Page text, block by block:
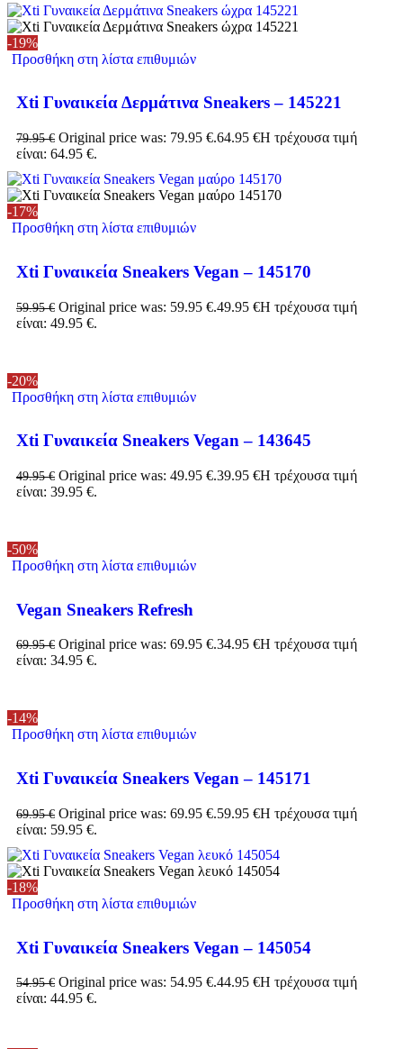
-19%
Προσθήκη στη λίστα επιθυμιών
Xti Γυναικεία Δερμάτινα Sneakers – 145221
79.95€ Original price was: 79.95 €.64.95 €Η τρέχουσα τιμή
είναι: 64.95 €.
-17%
Προσθήκη στη λίστα επιθυμιών
Xti Γυναικεία Sneakers Vegan – 145170
59.95€ Original price was: 59.95 €.49.95 €Η τρέχουσα τιμή
είναι: 49.95 €.
-20%
Προσθήκη στη λίστα επιθυμιών
Xti Γυναικεία Sneakers Vegan – 143645
49.95€ Original price was: 49.95 €.39.95 €Η τρέχουσα τιμή
είναι: 39.95 €.
-50%
Προσθήκη στη λίστα επιθυμιών
Vegan Sneakers Refresh
69.95€ Original price was: 69.95 €.34.95 €Η τρέχουσα τιμή
είναι: 34.95 €.
-14%
Προσθήκη στη λίστα επιθυμιών
Xti Γυναικεία Sneakers Vegan – 145171
69.95€ Original price was: 69.95 €.59.95 €Η τρέχουσα τιμή
είναι: 59.95 €.
-18%
Προσθήκη στη λίστα επιθυμιών
Xti Γυναικεία Sneakers Vegan – 145054
54.95€ Original price was: 54.95 €.44.95 €Η τρέχουσα τιμή
είναι: 44.95 €.